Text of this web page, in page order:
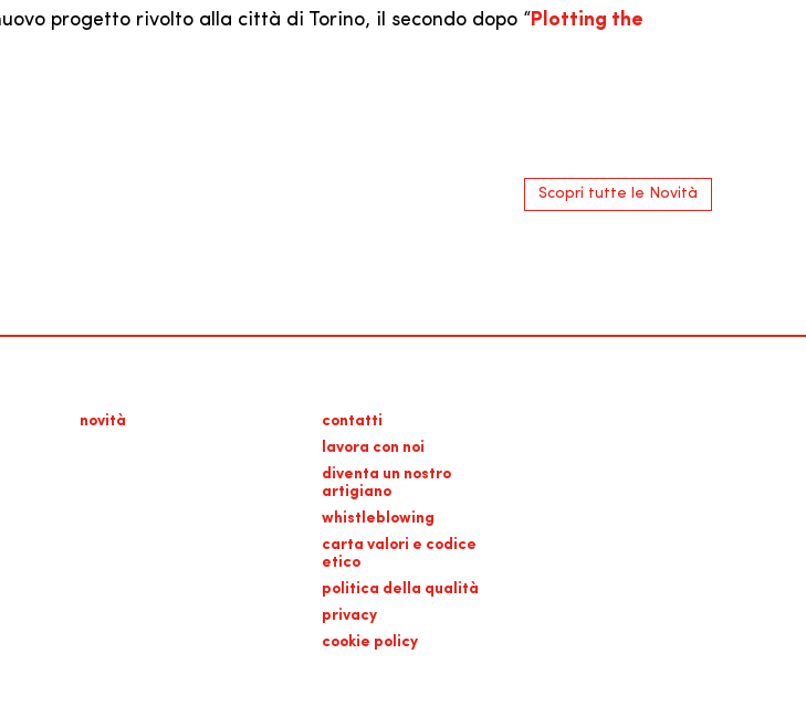
progetto rivolto alla città di Torino, il secondo dopo “Plotting the
Scopri tutte le Novità
novità
contatti
lavora con noi
diventa un nostro
artigiano
whistleblowing
carta valori e codice
etico
politica della qualità
privacy
cookie policy